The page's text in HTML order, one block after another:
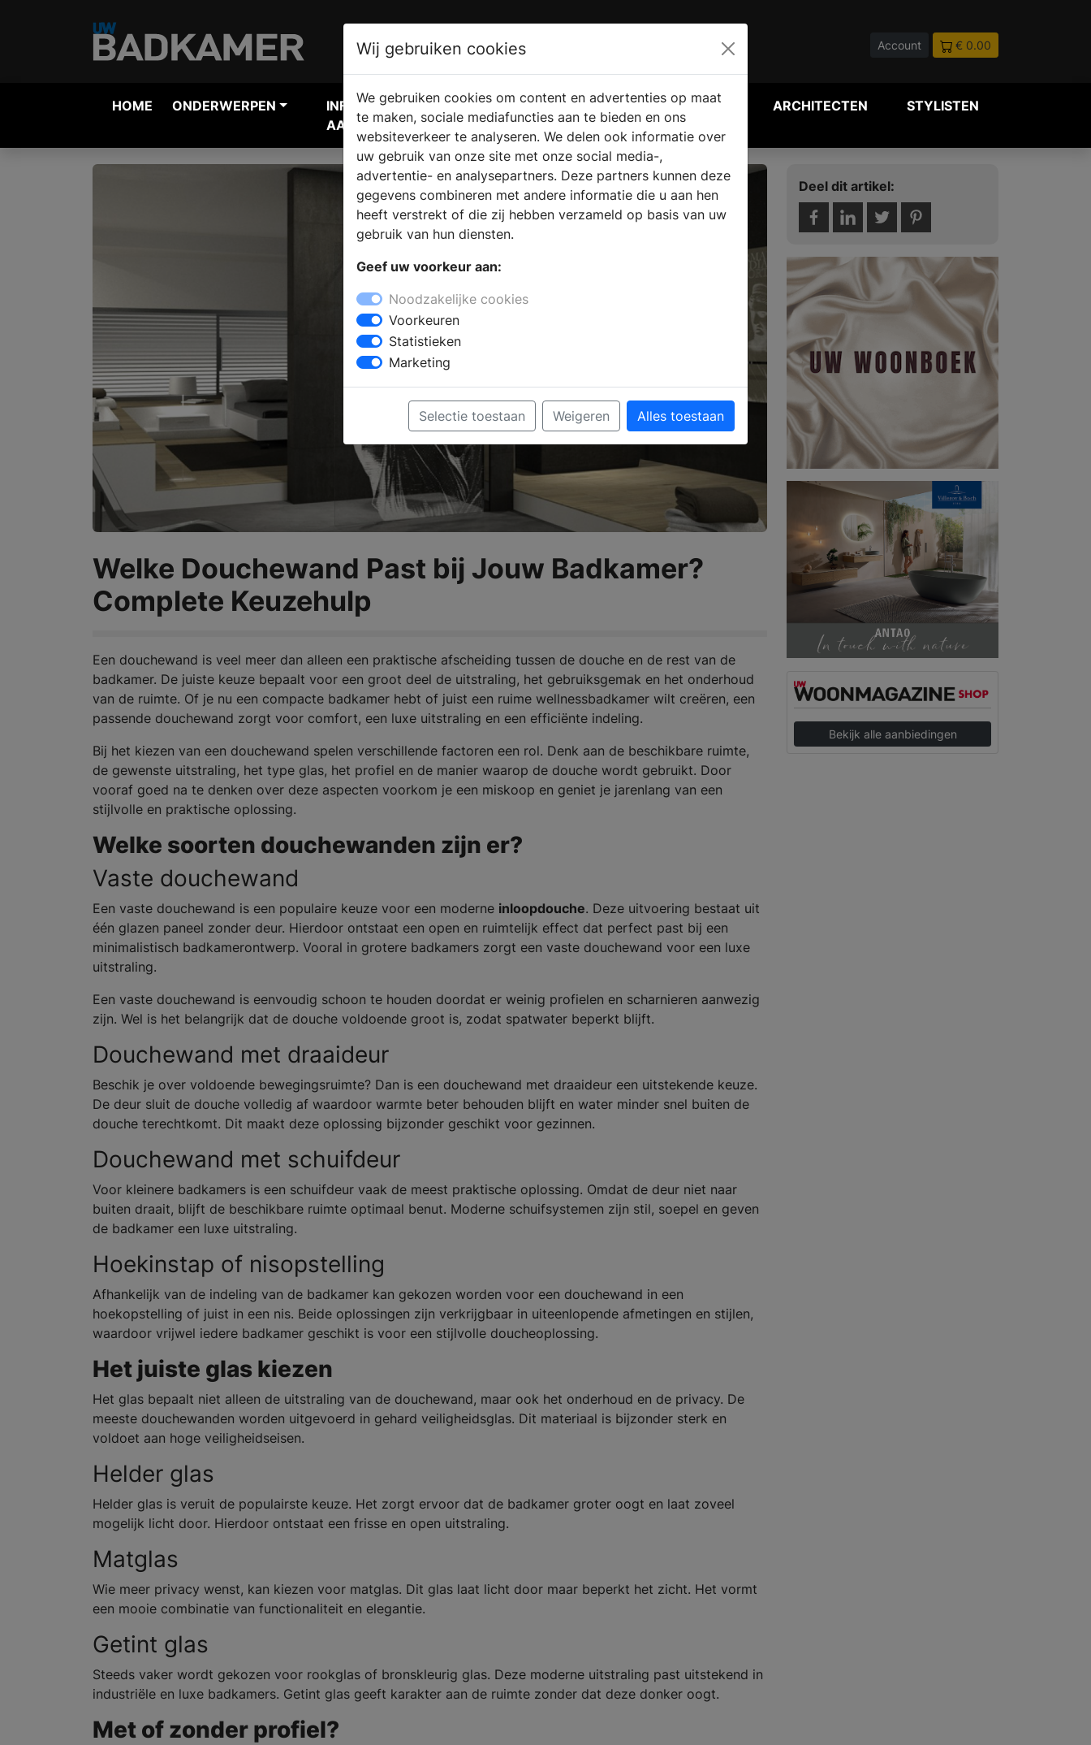
Account € 0.00
HOME ONDERWERPEN
INFORMATIE
AANVRAGEN
VERKOOPLOCATIE
VINDEN
WEBSHOP ARCHITECTEN STYLISTEN
Welke Douchewand Past bij Jouw Badkamer?
Complete Keuzehulp
Een douchewand is veel meer dan alleen een praktische afscheiding tussen de douche en de rest van de
badkamer. De juiste keuze bepaalt voor een groot deel de uitstraling, het gebruiksgemak en het onderhoud
van de ruimte. Of je nu een compacte badkamer hebt of juist een ruime wellnessbadkamer wilt creëren, een
passende douchewand zorgt voor comfort, een luxe uitstraling en een efficiënte indeling.
Bij het kiezen van een douchewand spelen verschillende factoren een rol. Denk aan de beschikbare ruimte,
de gewenste uitstraling, het type glas, het profiel en de manier waarop de douche wordt gebruikt. Door
vooraf goed na te denken over deze aspecten voorkom je een miskoop en geniet je jarenlang van een
stijlvolle en praktische oplossing.
Welke soorten douchewanden zijn er?
Vaste douchewand
Een vaste douchewand is een populaire keuze voor een moderne inloopdouche. Deze uitvoering bestaat uit
één glazen paneel zonder deur. Hierdoor ontstaat een open en ruimtelijk effect dat perfect past bij een
minimalistisch badkamerontwerp. Vooral in grotere badkamers zorgt een vaste douchewand voor een luxe
uitstraling.
Een vaste douchewand is eenvoudig schoon te houden doordat er weinig profielen en scharnieren aanwezig
zijn. Wel is het belangrijk dat de douche voldoende groot is, zodat spatwater beperkt blijft.
Douchewand met draaideur
Beschik je over voldoende bewegingsruimte? Dan is een douchewand met draaideur een uitstekende keuze.
De deur sluit de douche volledig af waardoor warmte beter behouden blijft en water minder snel buiten de
douche terechtkomt. Dit maakt deze oplossing bijzonder geschikt voor gezinnen.
Douchewand met schuifdeur
Voor kleinere badkamers is een schuifdeur vaak de meest praktische oplossing. Omdat de deur niet naar
buiten draait, blijft de beschikbare ruimte optimaal benut. Moderne schuifsystemen zijn stil, soepel en geven
de badkamer een luxe uitstraling.
Hoekinstap of nisopstelling
Afhankelijk van de indeling van de badkamer kan gekozen worden voor een douchewand in een
hoekopstelling of juist in een nis. Beide oplossingen zijn verkrijgbaar in uiteenlopende afmetingen en stijlen,
waardoor vrijwel iedere badkamer geschikt is voor een stijlvolle doucheoplossing.
Het juiste glas kiezen
Het glas bepaalt niet alleen de uitstraling van de douchewand, maar ook het onderhoud en de privacy. De
meeste douchewanden worden uitgevoerd in gehard veiligheidsglas. Dit materiaal is bijzonder sterk en
voldoet aan hoge veiligheidseisen.
Helder glas
Helder glas is veruit de populairste keuze. Het zorgt ervoor dat de badkamer groter oogt en laat zoveel
mogelijk licht door. Hierdoor ontstaat een frisse en open uitstraling.
Matglas
Wie meer privacy wenst, kan kiezen voor matglas. Dit glas laat licht door maar beperkt het zicht. Het vormt
een mooie combinatie van functionaliteit en elegantie.
Getint glas
Steeds vaker wordt gekozen voor rookglas of bronskleurig glas. Deze moderne uitstraling past uitstekend in
industriële en luxe badkamers. Getint glas geeft karakter aan de ruimte zonder dat deze donker oogt.
Met of zonder profiel?
Deel dit artikel:
Bekijk alle aanbiedingen
Wij gebruiken cookies
We gebruiken cookies om content en advertenties op maat
te maken, sociale mediafuncties aan te bieden en ons
websiteverkeer te analyseren. We delen ook informatie over
uw gebruik van onze site met onze social media-,
advertentie- en analysepartners. Deze partners kunnen deze
gegevens combineren met andere informatie die u aan hen
heeft verstrekt of die zij hebben verzameld op basis van uw
gebruik van hun diensten.
Geef uw voorkeur aan:
Noodzakelijke cookies
Voorkeuren
Statistieken
Marketing
Selectie toestaan Weigeren Alles toestaan